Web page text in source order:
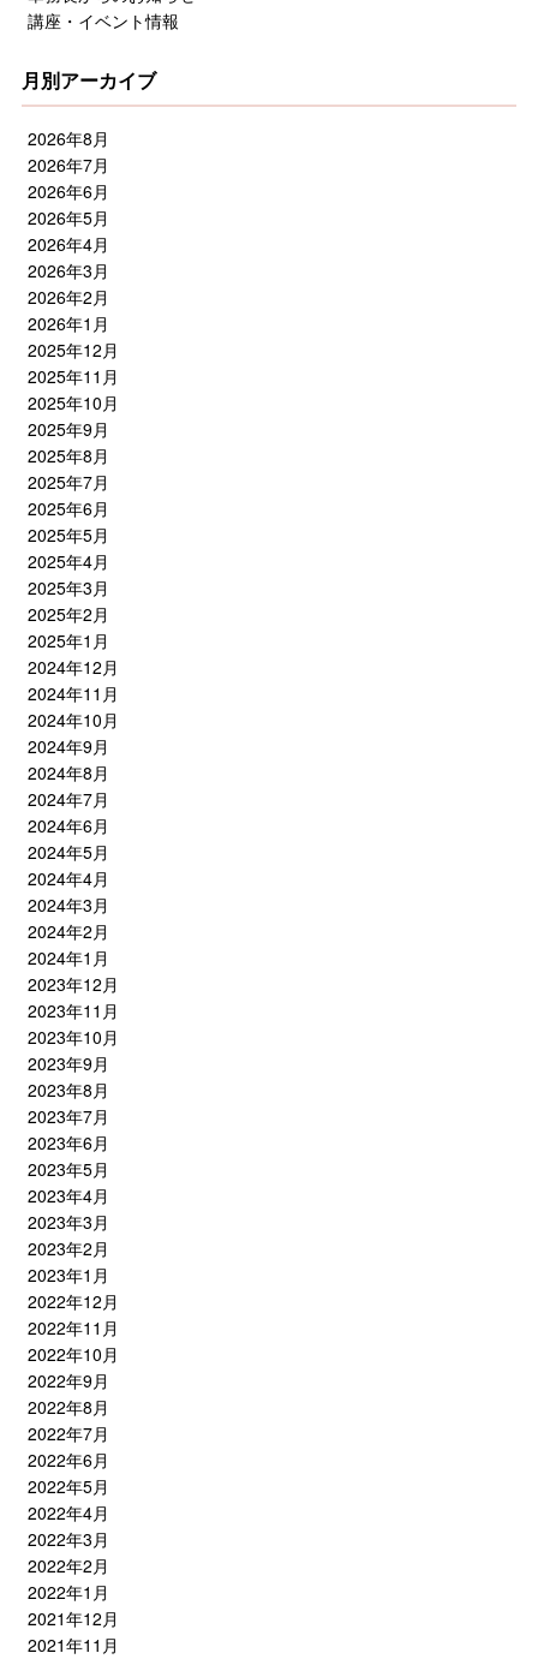
講座・イベント情報
月別アーカイブ
2026年8月
2026年7月
2026年6月
2026年5月
2026年4月
2026年3月
2026年2月
2026年1月
2025年12月
2025年11月
2025年10月
2025年9月
2025年8月
2025年7月
2025年6月
2025年5月
2025年4月
2025年3月
2025年2月
2025年1月
2024年12月
2024年11月
2024年10月
2024年9月
2024年8月
2024年7月
2024年6月
2024年5月
2024年4月
2024年3月
2024年2月
2024年1月
2023年12月
2023年11月
2023年10月
2023年9月
2023年8月
2023年7月
2023年6月
2023年5月
2023年4月
2023年3月
2023年2月
2023年1月
2022年12月
2022年11月
2022年10月
2022年9月
2022年8月
2022年7月
2022年6月
2022年5月
2022年4月
2022年3月
2022年2月
2022年1月
2021年12月
2021年11月